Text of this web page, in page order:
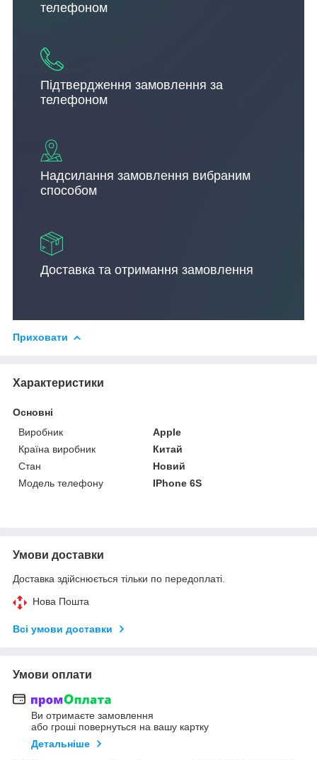
телефоном
Підтвердження замовлення за
телефоном
Надсилання замовлення вибраним
способом
Доставка та отримання замовлення
Приховати
Характеристики
Основні
Виробник
Apple
Країна виробник
Китай
Стан
Новий
Модель телефону
IPhone 6S
Умови доставки
Доставка здійснюється тільки по передоплаті.
Нова Пошта
Всі умови доставки
Умови оплати
Ви отримаєте замовлення
або гроші повернуться на вашу картку
Детальніше